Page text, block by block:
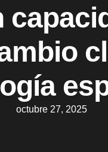
octubre 27, 2025